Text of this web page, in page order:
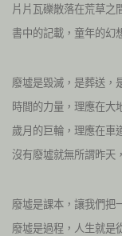
片片瓦礫散落在荒草之
書中的記載，童年的幻
廢墟是毀滅，是葬送，
時間的力量，理應在大
歲月的巨輪，理應在車
沒有廢墟就無所謂昨天
廢墟是課本，讓我們把
廢墟是過程，人生就是